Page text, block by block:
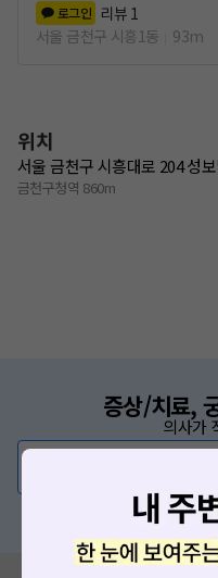
로그인 리뷰 1
서울 금천구 시흥1동
93m
위치
서울 금천구 시흥대로 204 성
금천구청역 860m
증상/치료,
의사가
혹은, 의료상담 서